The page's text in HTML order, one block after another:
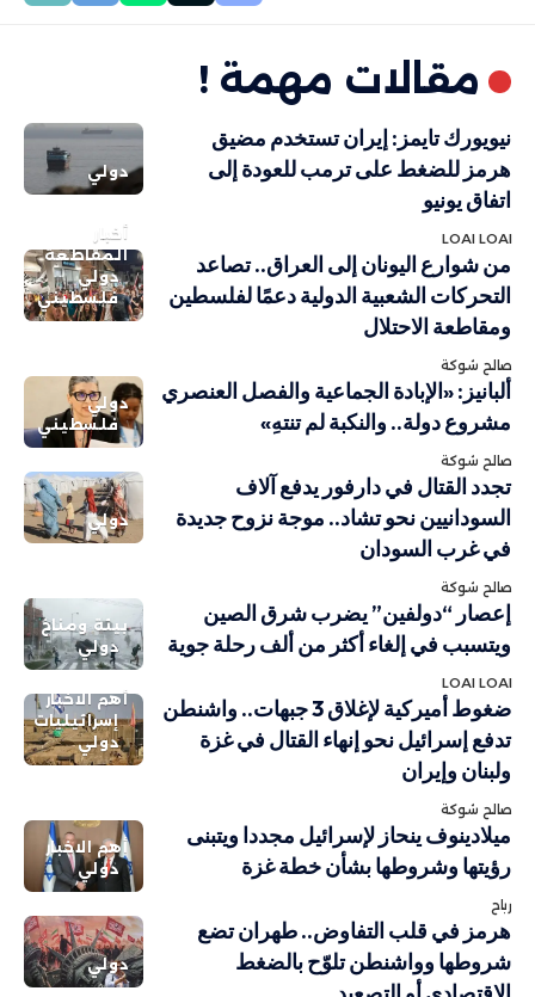
مقالات مهمة !
دولي
نيويورك تايمز: إيران تستخدم مضيق
هرمز للضغط على ترمب للعودة إلى
اتفاق يونيو
LOAI LOAI
أخبار
المقاطعة
دولي
فلسطيني
من شوارع اليونان إلى العراق.. تصاعد
التحركات الشعبية الدولية دعمًا لفلسطين
ومقاطعة الاحتلال
صالح شوكة
دولي
فلسطيني
ألبانيز: «الإبادة الجماعية والفصل العنصري
مشروع دولة.. والنكبة لم تنتهِ»
صالح شوكة
دولي
تجدد القتال في دارفور يدفع آلاف
السودانيين نحو تشاد.. موجة نزوح جديدة
في غرب السودان
صالح شوكة
بيئة ومناخ
دولي
إعصار “دولفين” يضرب شرق الصين
ويتسبب في إلغاء أكثر من ألف رحلة جوية
LOAI LOAI
أهم الاخبار
إسرائيليات
دولي
ضغوط أميركية لإغلاق 3 جبهات.. واشنطن
تدفع إسرائيل نحو إنهاء القتال في غزة
ولبنان وإيران
صالح شوكة
أهم الاخبار
دولي
ميلادينوف ينحاز لإسرائيل مجددا ويتبنى
رؤيتها وشروطها بشأن خطة غزة
رباح
دولي
هرمز في قلب التفاوض.. طهران تضع
شروطها وواشنطن تلوّح بالضغط